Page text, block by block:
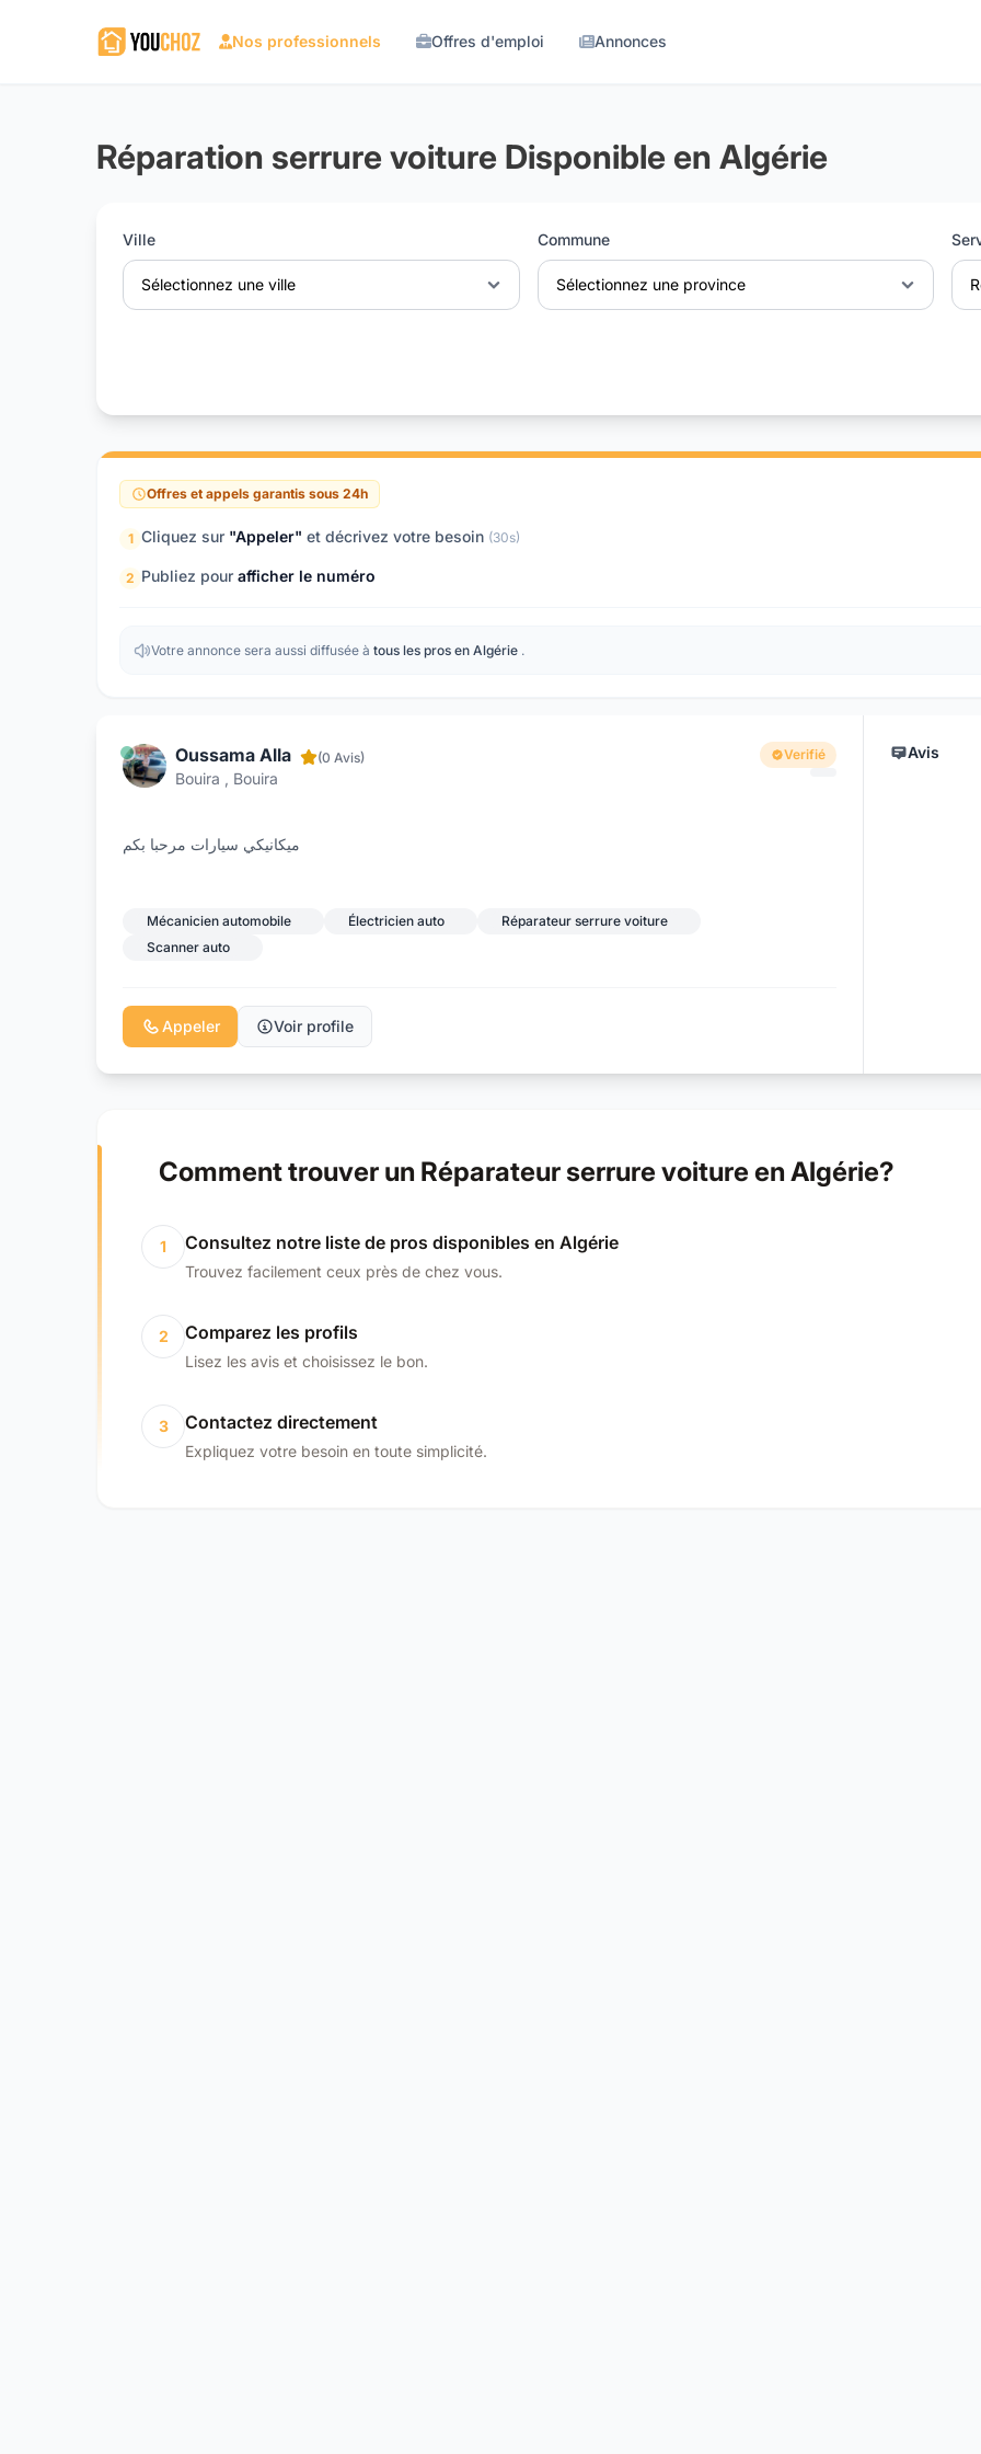
Nos professionnels Offres d'emploi Annonces
Réparation serrure voiture Disponible en Algérie
Ville
Sélectionnez une ville
Commune
Sélectionnez une province
Offres et appels garantis sous 24h
1 Cliquez sur "Appeler" et décrivez votre besoin (30s)
2 Publiez pour afficher le numéro
Votre annonce sera aussi diffusée à tous les pros en Algérie .
Oussama Alla
Bouira , Bouira
(0 Avis) Verifié
ميكانيكي سيارات مرحبا بكم
Mécanicien automobile Électricien auto
Réparateur serrure voiture
Scanner auto
Appeler Voir profile
Avis
Comment trouver un Réparateur serrure voiture en Algérie?
1 Consultez notre liste de pros disponibles en Algérie
Trouvez facilement ceux près de chez vous.
2 Comparez les profils
Lisez les avis et choisissez le bon.
3 Contactez directement
Expliquez votre besoin en toute simplicité.